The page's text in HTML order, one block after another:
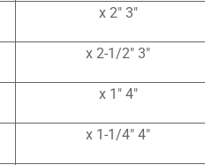
3″ x 2″
3″ x 2-1/2″
4″ x 1″
4″ x 1-1/4″